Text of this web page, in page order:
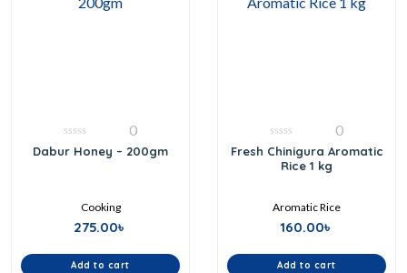
0
out
0
Dabur Honey – 200gm
Cooking
275.00৳
Add to cart
0
out
0
Fresh Chinigura Aromatic
Rice 1 kg
Aromatic Rice
160.00৳
Add to cart